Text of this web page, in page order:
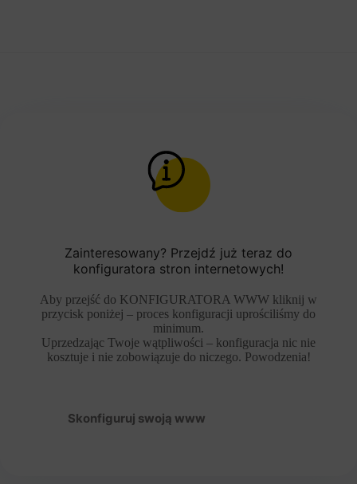
Zainteresowany? Przejdź już teraz do
konfiguratora stron internetowych!
Aby przejść do KONFIGURATORA WWW kliknij w
przycisk poniżej – proces konfiguracji uprościliśmy do
minimum.
Uprzedzając Twoje wątpliwości – konfiguracja nic nie
kosztuje i nie zobowiązuje do niczego. Powodzenia!
Skonfiguruj swoją www